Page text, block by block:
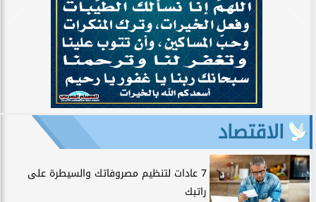
الاقتصاد
7 عادات لتنظيم مصروفاتك والسيطرة على
راتبك